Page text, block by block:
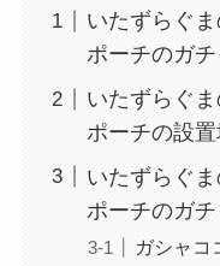
いたずらぐ
ポーチのガ
いたずらぐ
ポーチの設
いたずらぐ
ポーチのガ
ガシャコ